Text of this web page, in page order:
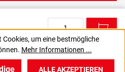
C
Cookies, um eine bestmögliche
Mehr Informationen ...
ALLE AKZEPTIEREN